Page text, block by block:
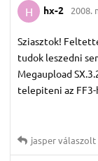
H hx-2 2008.
Sziasztok!
tudok leszedni
Megaupload
telepiteni az FF3-
jasperválaszolt